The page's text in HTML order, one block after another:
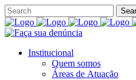
Institucional
Quem somos
Áreas de Atuação